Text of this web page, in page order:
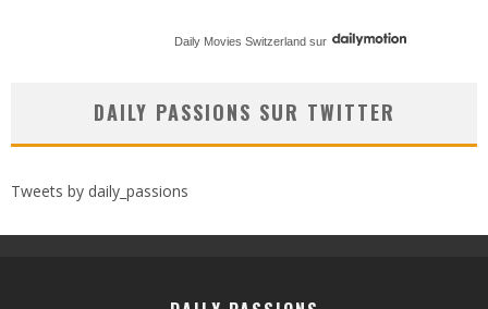
Daily Movies Switzerland sur
DAILY PASSIONS SUR TWITTER
Tweets by daily_passions